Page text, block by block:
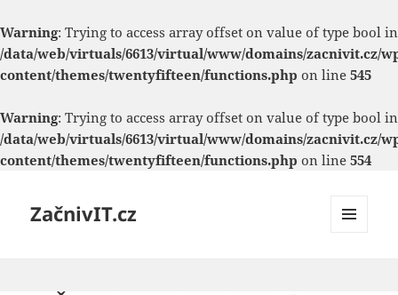
Warning: Trying to access array offset on value of type bool in
/data/web/virtuals/6613/virtual/www/domains/zacnivit.cz/
content/themes/twentyfifteen/functions.php on line 545
Warning: Trying to access array offset on value of type bool in
/data/web/virtuals/6613/virtual/www/domains/zacnivit.cz/
content/themes/twentyfifteen/functions.php on line 554
ZačnivIT.cz